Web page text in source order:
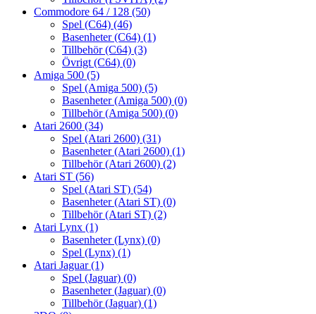
Commodore 64 / 128 (50)
Spel (C64) (46)
Basenheter (C64) (1)
Tillbehör (C64) (3)
Övrigt (C64) (0)
Amiga 500 (5)
Spel (Amiga 500) (5)
Basenheter (Amiga 500) (0)
Tillbehör (Amiga 500) (0)
Atari 2600 (34)
Spel (Atari 2600) (31)
Basenheter (Atari 2600) (1)
Tillbehör (Atari 2600) (2)
Atari ST (56)
Spel (Atari ST) (54)
Basenheter (Atari ST) (0)
Tillbehör (Atari ST) (2)
Atari Lynx (1)
Basenheter (Lynx) (0)
Spel (Lynx) (1)
Atari Jaguar(1)
Spel (Jaguar) (0)
Basenheter (Jaguar) (0)
Tillbehör (Jaguar) (1)